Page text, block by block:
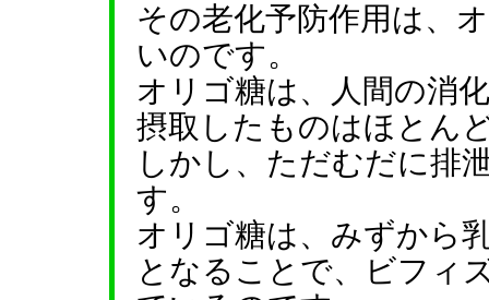
その老化予防作用は、
いのです。
オリゴ糖は、人間の消
摂取したものはほとん
しかし、ただむだに排
す。
オリゴ糖は、みずから
となることで、ビフィ